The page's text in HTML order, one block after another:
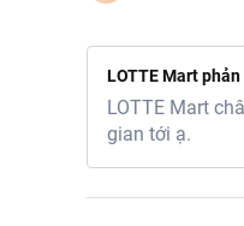
LOTTE Mart phản
LOTTE Mart
gian tới ạ.